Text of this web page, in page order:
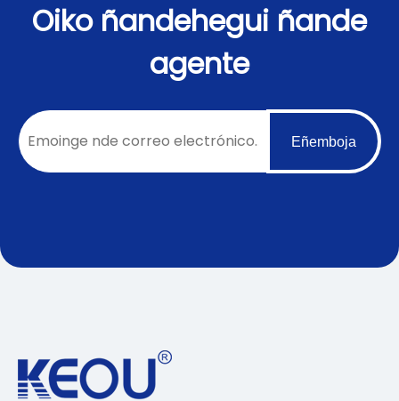
Oiko ñandehegui ñande
agente
Eñemboja